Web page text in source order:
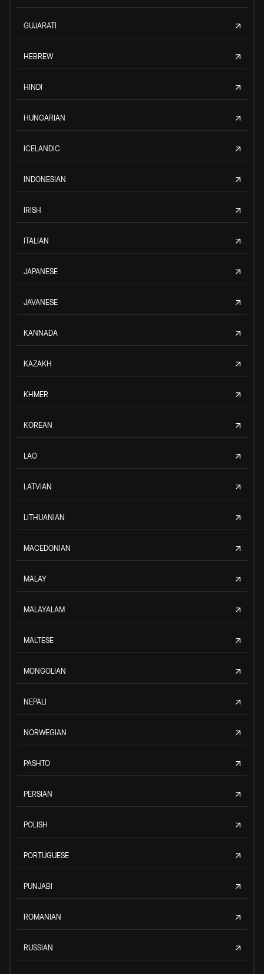
GUJARATI
HEBREW
HINDI
HUNGARIAN
ICELANDIC
INDONESIAN
IRISH
ITALIAN
JAPANESE
JAVANESE
KANNADA
KAZAKH
KHMER
KOREAN
LAO
LATVIAN
LITHUANIAN
MACEDONIAN
MALAY
MALAYALAM
MALTESE
MONGOLIAN
NEPALI
NORWEGIAN
PASHTO
PERSIAN
POLISH
PORTUGUESE
PUNJABI
ROMANIAN
RUSSIAN